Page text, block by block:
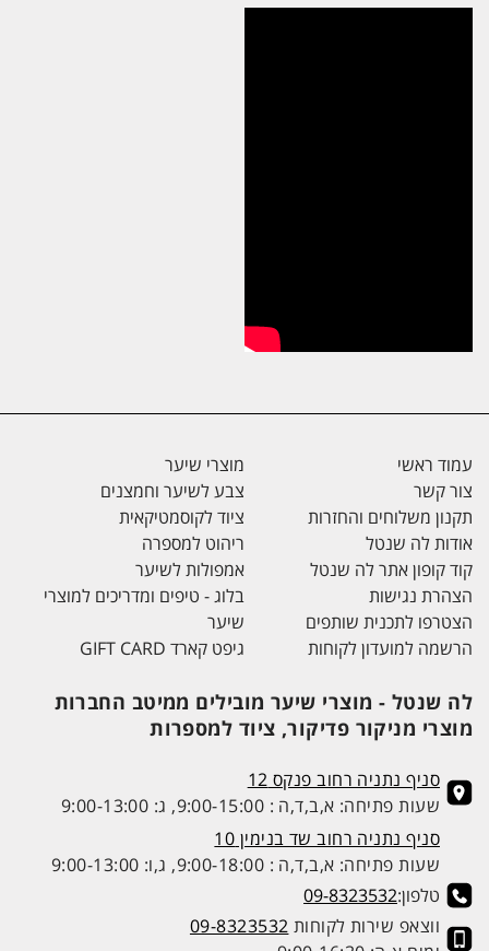
עמוד ראשי
צור קשר
תקנון משלוחים והחזרות
אודות לה שנטל
קוד קופון אתר לה שנטל
הצהרת נגישות
הצטרפו לתכנית שותפים
הרשמה למועדון לקוחות
מוצרי שיער
צבע לשיער וחמצנים
ציוד לקוסמטיקאית
ריהוט למספרה
אמפולות לשיער
בלוג - טיפים ומדריכים למוצרי
שיער
גיפט קארד GIFT CARD
לה שנטל - מוצרי שיער מובילים ממיטב החברות
מוצרי מניקור פדיקור, ציוד למספרות
סניף נתניה רחוב פנקס 12
שעות פתיחה: א,ב,ד,ה : 9:00-15:00, ג: 9:00-13:00
סניף נתניה רחוב שד בנימין 10
שעות פתיחה: א,ב,ד,ה : 9:00-18:00, ג,ו: 9:00-13:00
טלפון:09-8323532
ווצאפ שירות לקוחות 09-8323532